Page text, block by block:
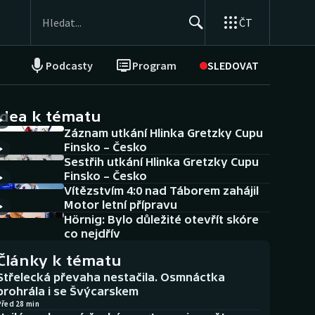
ČT
Podcasty Program SLEDOVAT
NEPŘEHLÉDNĚTE
Historické návraty
Aplikace ČT sport
AZ kvíz
k tématu
Záznam utkání Hlinka Gretzky Cupu
Finsko – Česko
Sestřih utkání Hlinka Gretzky Cupu
Finsko – Česko
Vítězstvím 4:0 nad Táborem zahájil
Motor letní přípravu
Hörnig: Bylo důležité otevřít skóre
co nejdřív
k tématu
převaha nestačila. Osmnáctka
i se Švýcarskem
28 min